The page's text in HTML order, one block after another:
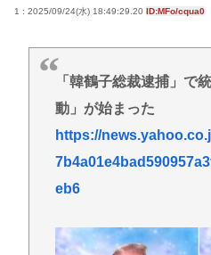
配布する輩が発生
【衝撃】女さん同士の事
88歳女性、庭の草取りを
はねられ死亡
【悲報】ファン付き作業
亡 スポーツドリンクやゼ
日本人(47)が逮捕される
1 : 2025/09/24(水) 18:49:29.20 ID:MFo/cqua0
「韓鶴子総裁逮捕」で
動」が始まった
https://
eb6